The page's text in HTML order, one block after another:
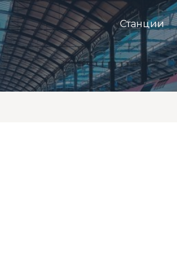
Станции